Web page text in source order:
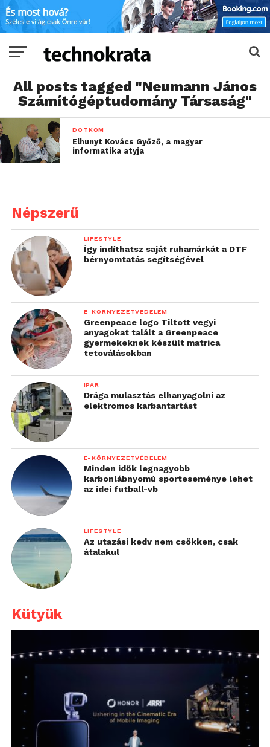
All posts tagged "Neumann János
Számítógéptudomány Társaság"
DOTKOM
Elhunyt Kovács Győző, a magyar
informatika atyja
Népszerű
LIFESTYLE
Így indíthatsz saját ruhamárkát a DTF
bérnyomtatás segítségével
E-KÖRNYEZETVÉDELEM
Greenpeace logo Tiltott vegyi
anyagokat talált a Greenpeace
gyermekeknek készült matrica
tetoválásokban
IPAR
Drága mulasztás elhanyagolni az
elektromos karbantartást
E-KÖRNYEZETVÉDELEM
Minden idők legnagyobb
karbonlábnyomú sporteseménye lehet
az idei futball-vb
LIFESTYLE
Az utazási kedv nem csökken, csak
átalakul
Kütyük